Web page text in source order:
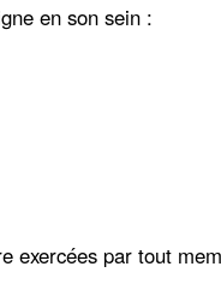
en son sein :
exercées par tout